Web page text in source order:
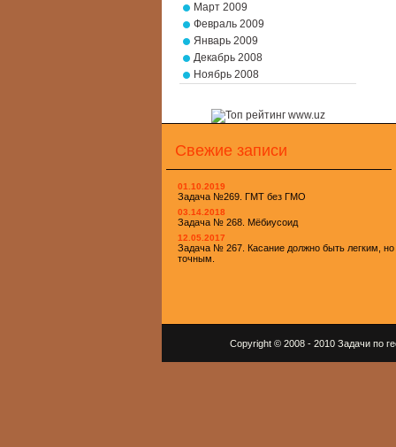
Март 2009
Февраль 2009
Январь 2009
Декабрь 2008
Ноябрь 2008
Свежие записи
01.10.2019
Задача №269. ГМТ без ГМО
03.14.2018
Задача № 268. Мёбиусоид
12.05.2017
Задача № 267. Касание должно быть легким, но
точным.
Copyright © 2008 - 2010 Задачи по